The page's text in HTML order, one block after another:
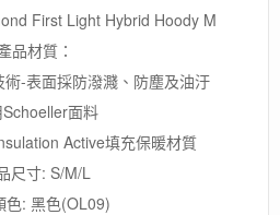
First Light Hybrid Hoody M
品材質：
-表面採防潑濺、防塵及油汙
面料
Active填充保暖材質
尺寸: S/M/L
色: 黑色(OL09)